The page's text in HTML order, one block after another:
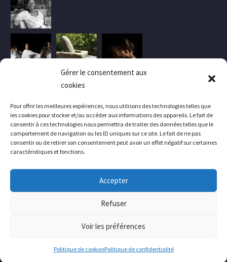
Gérer le consentement aux
cookies
Pour offrir les meilleures expériences, nous utilisons des technologies telles que
les cookies pour stocker et/ou accéder aux informations des appareils. Le fait de
consentir à ces technologies nous permettra de traiter des données telles que le
comportement de navigation ou les ID uniques sur ce site. Le fait de ne pas
consentir ou de retirer son consentement peut avoir un effet négatif sur certaines
caractéristiques et fonctions.
Accepter
Refuser
Voir les préférences
Politique de cookiesPolitique de confidentialité
Politique de confidentialité